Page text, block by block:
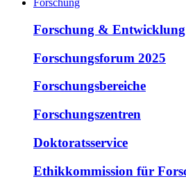
Forschung
Forschung & Entwicklung
Forschungsforum 2025
Forschungsbereiche
Forschungszentren
Doktoratsservice
Ethikkommission für